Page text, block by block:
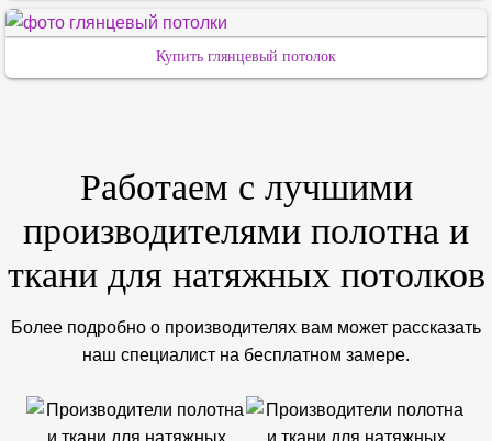
Купить глянцевый потолок
Работаем с лучшими
производителями полотна и
ткани для натяжных потолков
Более подробно о производителях вам может рассказать
наш специалист на бесплатном замере.